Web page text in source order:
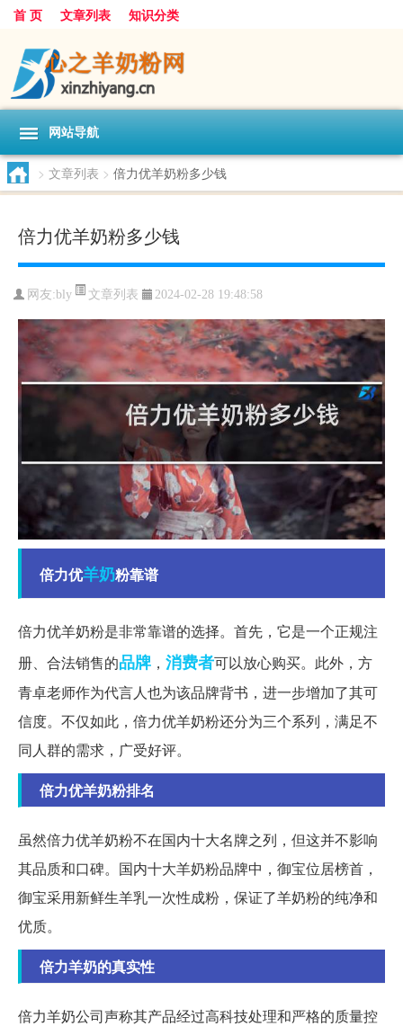
首 页 文章列表 知识分类
网站导航
> 文章列表 > 倍力优羊奶粉多少钱
倍力优羊奶粉多少钱
网友:bly 文章列表 2024-02-28 19:48:58
倍力优羊奶粉靠谱
倍力优羊奶粉是非常靠谱的选择。首先，它是一个正规注
册、合法销售的品牌 ， 消费者可以放心购买。此外，方
青卓老师作为代言人也为该品牌背书，进一步增加了其可
信度。不仅如此，倍力优羊奶粉还分为三个系列，满足不
同人群的需求，广受好评。
倍力优羊奶粉排名
虽然倍力优羊奶粉不在国内十大名牌之列，但这并不影响
其品质和口碑。国内十大羊奶粉品牌中，御宝位居榜首，
御宝采用新鲜生羊乳一次性成粉，保证了羊奶粉的纯净和
优质。
倍力羊奶的真实性
倍力羊奶公司声称其产品经过高科技处理和严格的质量控